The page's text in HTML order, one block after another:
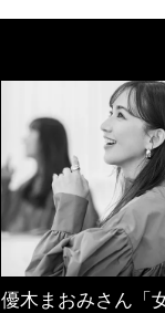
優木まおみさん「